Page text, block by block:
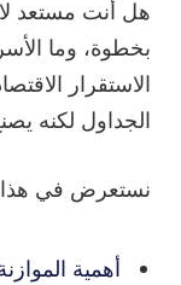
هل أنت مستعد
بخطوة، وما
الاستقرار
الجداول لكنه
نستعرض في هذا
أهمية